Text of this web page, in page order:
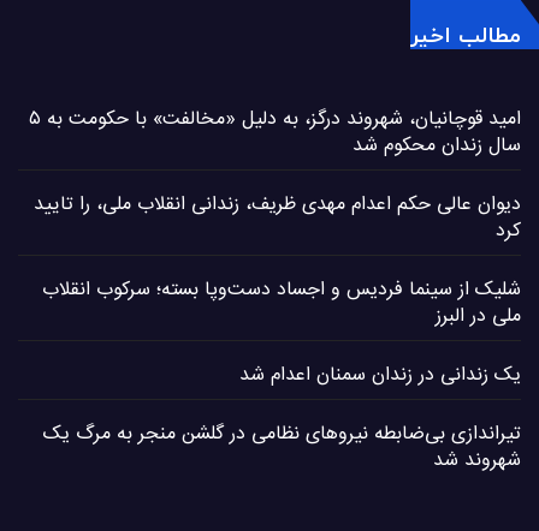
مطالب اخیر
امید قوچانیان، شهروند درگز، به دلیل «مخالفت» با حکومت به ۵
سال زندان محکوم شد
دیوان عالی حکم اعدام مهدی ظریف، زندانی انقلاب ملی، را تایید
کرد
شلیک از سینما فردیس و اجساد دست‌وپا بسته؛ سرکوب انقلاب
ملی در البرز
یک زندانی در زندان سمنان اعدام شد
تیراندازی بی‌ضابطه نیروهای نظامی در گلشن منجر به مرگ یک
شهروند شد